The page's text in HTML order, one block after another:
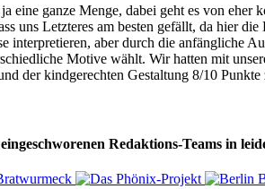
eine ganze Menge, dabei geht es von eher
uns Letzteres am besten gefällt, da hier
interpretieren, aber durch die anfängliche
Motive wählt. Wir hatten mit
der kindgerechten Gestaltung 8/10 Punkte
Redaktions-Teams in